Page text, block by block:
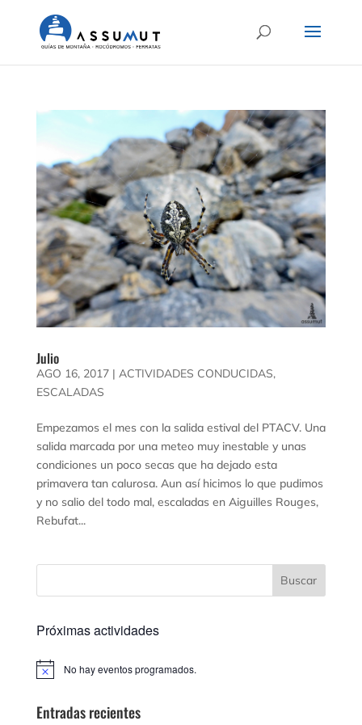
Julio
AGO 16, 2017| ACTIVIDADES CONDUCIDAS,
ESCALADAS
Empezamos el mes con la salida estival del PTACV. Una
salida marcada por una meteo muy inestable y unas
condiciones un poco secas que ha dejado esta
primavera tan calurosa. Aun así hicimos lo que pudimos
y no salio del todo mal, escaladas en Aiguilles Rouges,
Rebufat...
Próximas actividades
Aviso No hay eventos programados.
Entradas recientes